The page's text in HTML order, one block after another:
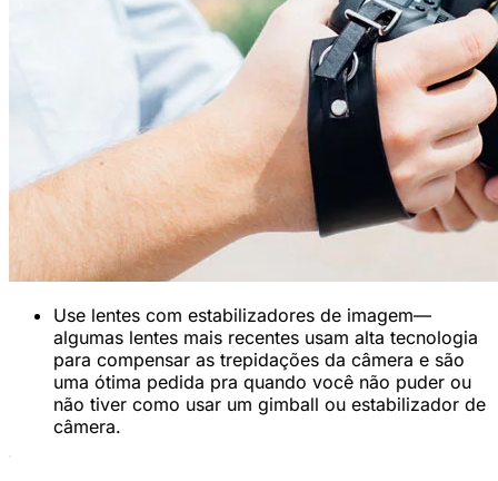
Use lentes com estabilizadores de imagem—
algumas lentes mais recentes usam alta tecnologia
para compensar as trepidações da câmera e são
uma ótima pedida pra quando você não puder ou
não tiver como usar um gimball ou estabilizador de
câmera.